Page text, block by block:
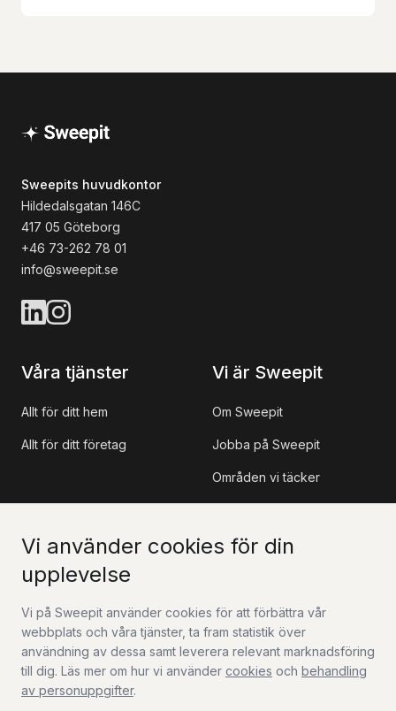
Vi använder cookies för din
upplevelse
Vi på Sweepit använder cookies för att förbättra vår
webbplats och våra tjänster, ta fram statistik över
användning av dessa samt leverera relevant marknadsföring
till dig. Läs mer om hur vi använder cookies och behandling
av personuppgifter.
Sweepits huvudkontor
Hildedalsgatan 146C
417 05 Göteborg
+46 73-262 78 01
info@sweepit.se
Våra tjänster
Allt för ditt hem
Allt för ditt företag
Vi är Sweepit
Om Sweepit
Jobba på Sweepit
Områden vi täcker
Information
Om rutavdraget
FAQ
Guider
Kontakt
Jobba hos oss